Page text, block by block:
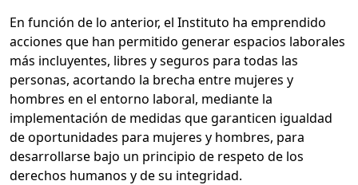
En función de lo anterior, el Instituto ha emprendido
acciones que han permitido generar espacios laborales
más incluyentes, libres y seguros para todas las
personas, acortando la brecha entre mujeres y
hombres en el entorno laboral, mediante la
implementación de medidas que garanticen igualdad
de oportunidades para mujeres y hombres, para
desarrollarse bajo un principio de respeto de los
derechos humanos y de su integridad.